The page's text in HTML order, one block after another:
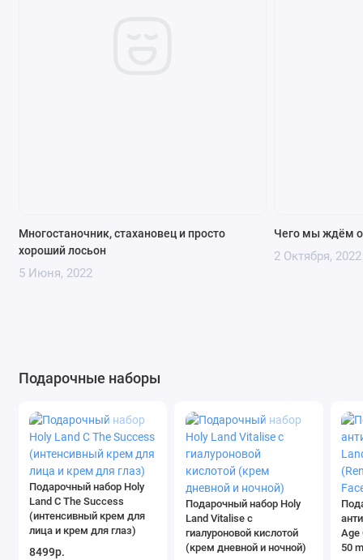
Многостаночник, стахановец и просто
хороший лосьон
5 Июня, 2022
Чего мы ждём
2 Октября, 2022
Подарочные наборы
Подарочный набор Holy
Land C The Success
(интенсивный крем для
лица и крем для глаз)
8499р.
Подарочный набор Holy
Land Vitalise с
гиалуроновой кислотой
(крем дневной и ночной)
Age
50